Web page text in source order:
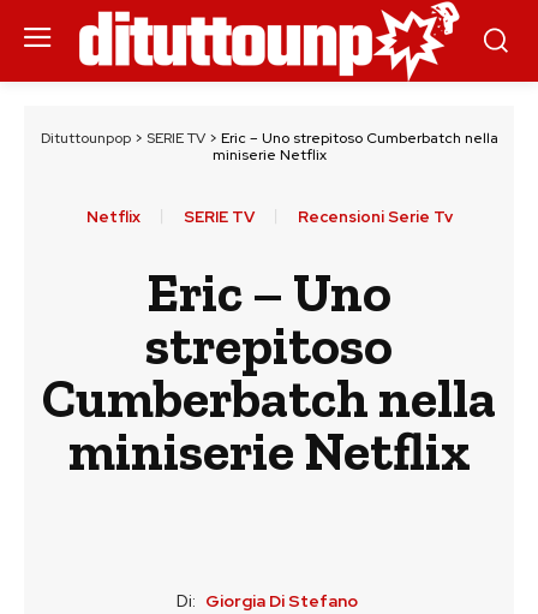
Dituttounpop> SERIE TV> Eric – Uno strepitoso Cumberbatch nella
miniserie Netflix
Netflix SERIE TV Recensioni Serie Tv
Eric – Uno
strepitoso
Cumberbatch nella
miniserie Netflix
Di: Giorgia Di Stefano